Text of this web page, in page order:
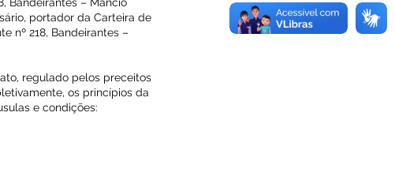
portador da Carteira de
nº 218, Bandeirantes –
regulado pelos preceitos
os princípios da
e condições: